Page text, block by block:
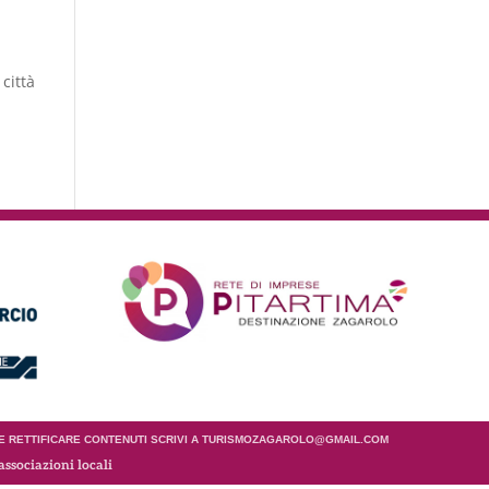
città
CONTENUTI SCRIVI A TURISMOZAGAROLO@GMAIL.COM
locali